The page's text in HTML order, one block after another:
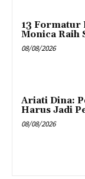
13 Formatur
Monica Raih
08/08/2026
Ariati Dina:
Harus Jadi
08/08/2026